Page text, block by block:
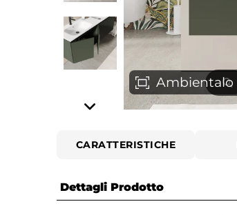
⚲
Ambientalo
CARATTERISTICHE
Dettagli Prodotto